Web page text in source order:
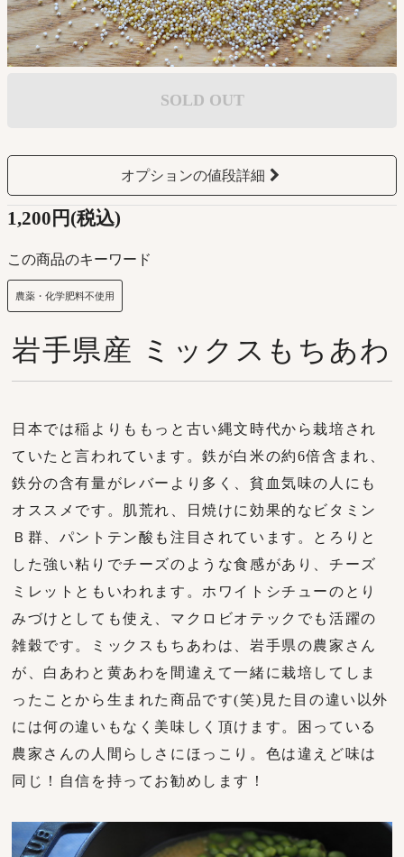
SOLD OUT
オプションの値段詳細
1,200円(税込)
この商品のキーワード
農薬・化学肥料不使用
岩手県産 ミックスもちあわ
日本では稲よりももっと古い縄文時代から栽培され
ていたと言われています。鉄が白米の約6倍含まれ、
鉄分の含有量がレバーより多く、貧血気味の人にも
オススメです。肌荒れ、日焼けに効果的なビタミン
Ｂ群、パントテン酸も注目されています。とろりと
した強い粘りでチーズのような食感があり、チーズ
ミレットともいわれます。ホワイトシチューのとり
みづけとしても使え、マクロビオテックでも活躍の
雑穀です。ミックスもちあわは、岩手県の農家さん
が、白あわと黄あわを間違えて一緒に栽培してしま
ったことから生まれた商品です(笑)見た目の違い以外
には何の違いもなく美味しく頂けます。困っている
農家さんの人間らしさにほっこり。色は違えど味は
同じ！自信を持ってお勧めします！